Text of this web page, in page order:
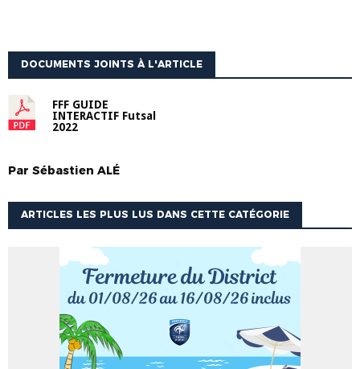
DOCUMENTS JOINTS À L'ARTICLE
FFF GUIDE
INTERACTIF Futsal
2022
Par Sébastien ALÉ
ARTICLES LES PLUS LUS DANS CETTE CATÉGORIE